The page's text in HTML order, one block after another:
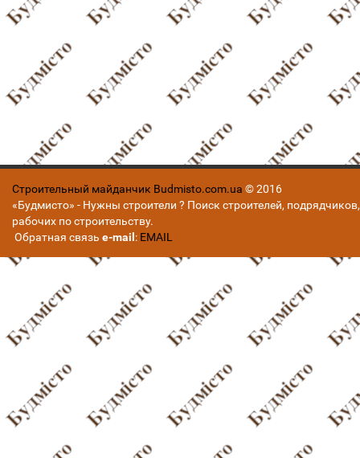
Строительный майданчик Budmisto.com.ua © 2016
«Будмисто» - Нужны строители ? Поиск строителей, подрядчиков,
рабочих по строительству.
Обратная связь e-mail : EMAIL